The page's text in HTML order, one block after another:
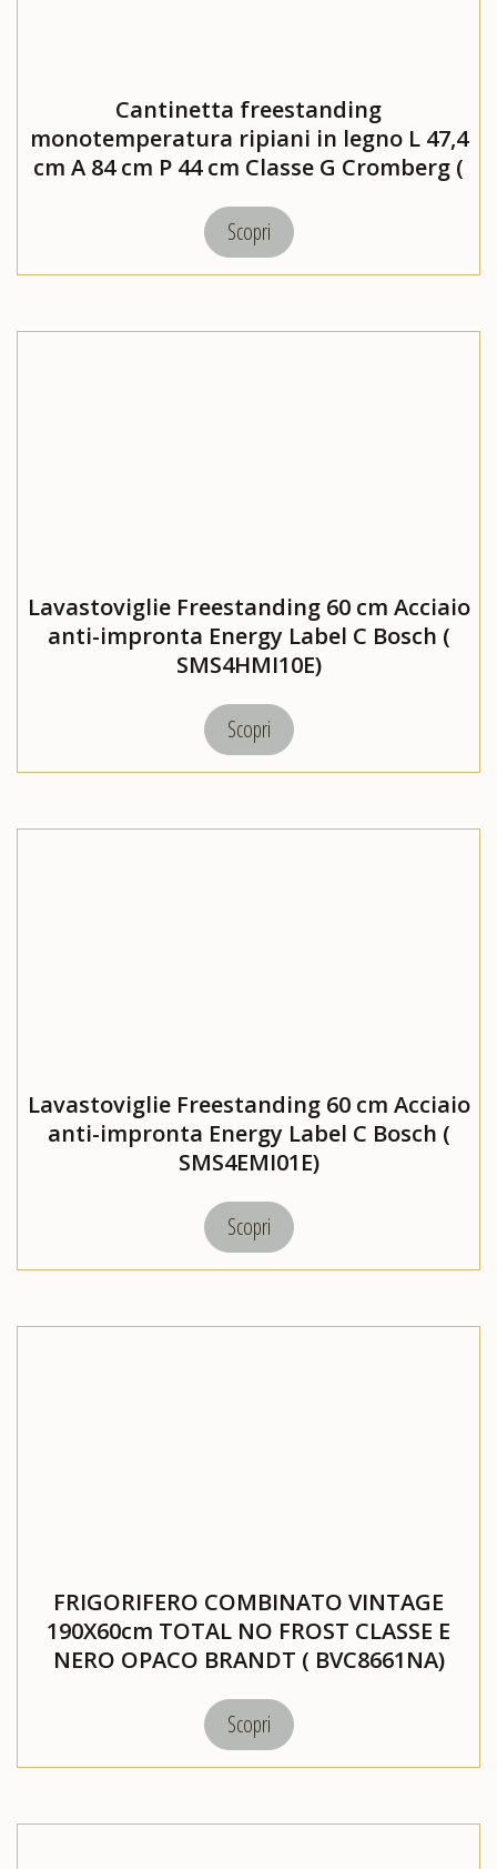
Cantinetta freestanding
monotemperatura ripiani in legno L 47,4
cm A 84 cm P 44 cm Classe G Cromberg (
Scopri
Lavastoviglie Freestanding 60 cm Acciaio
anti-impronta Energy Label C Bosch (
SMS4HMI10E)
Scopri
Lavastoviglie Freestanding 60 cm Acciaio
anti-impronta Energy Label C Bosch (
SMS4EMI01E)
Scopri
FRIGORIFERO COMBINATO VINTAGE
190X60cm TOTAL NO FROST CLASSE E
NERO OPACO BRANDT ( BVC8661NA)
Scopri